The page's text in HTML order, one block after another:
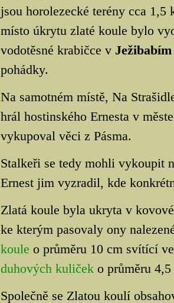
jsou horolezecké terény cca
místo úkrytu zlaté koule bylo
vodotěsné krabičce v
pohádky.
Na samotném místě, Na
hrál hostinského Ernesta v
vykupoval věci z Pásma.
Stalkeři se tedy mohli vykoupit
Ernest jim vyzradil, kde
Zlatá koule byla ukryta v
ke kterým pasovaly ony
koule o průměru 10 cm svítící
duhových kuličeko průměru 4,5
Společně se Zlatou koulí